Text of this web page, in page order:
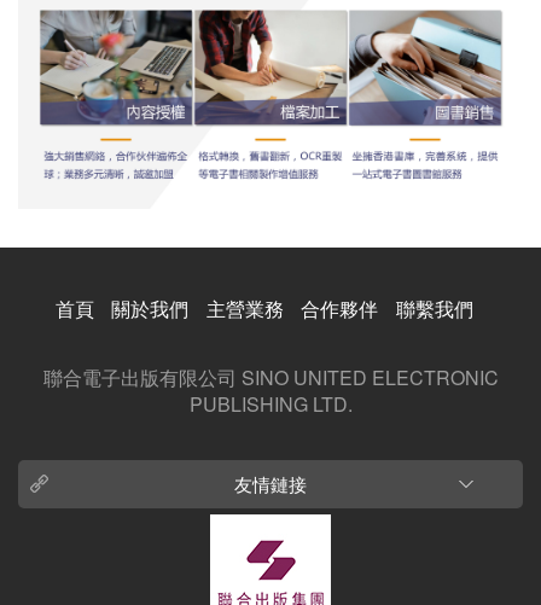
首頁 關於我們 主營業務 合作夥伴 聯繫我們
聯合電子出版有限公司 SINO UNITED ELECTRONIC
PUBLISHING LTD.
友情鏈接